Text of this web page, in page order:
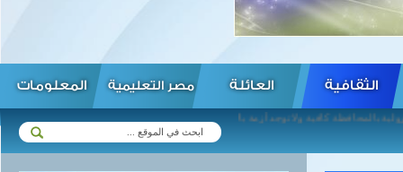
الثقافية العائلة مصر التعليمية المعلومات